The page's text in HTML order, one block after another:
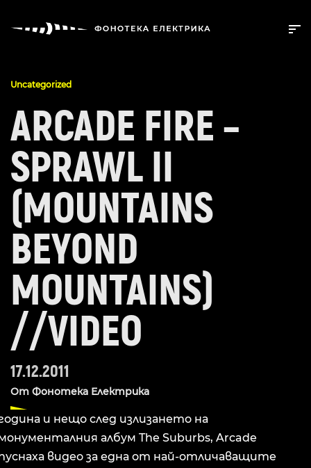
Uncategorized
ARCADE FIRE –
SPRAWL II
(MOUNTAINS
BEYOND
MOUNTAINS)
//VIDEO
17.12.2011
От Фонотека Електрика
и нещо след излизането на
албум The Suburbs, Arcade
видео за една от най-отличаващите